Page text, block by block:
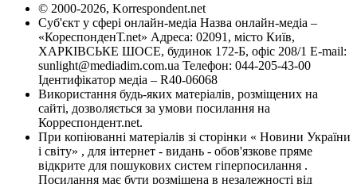
© 2000-2026, Korrespondent.net
Суб'єкт у сфері онлайн-медіа Назва онлайн-медіа –
«КореспонденТ.net» Адреса: 02091, місто Київ,
ХАРКІВСЬКЕ ШОСЕ, будинок 172-Б, офіс 208/1 E-mail:
sunlight@mediadim.com.ua Телефон: 044-205-43-00
Ідентифікатор медіа – R40-06068
Використання будь-яких матеріалів, розміщених на
сайті, дозволяється за умови посилання на
Корреспондент.net.
При копіюванні матеріалів зі сторінки « Новини України
і світу» , для інтернет - видань - обов'язкове пряме
відкрите для пошукових систем гіперпосилання .
Посилання має бути розміщена в незалежності від